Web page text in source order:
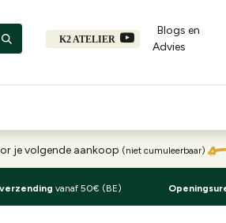
K2 ATELIER
Blogs en
Advies​
je volgende aankoop (niet cumuleerbaar)
vanaf 50€ (BE)